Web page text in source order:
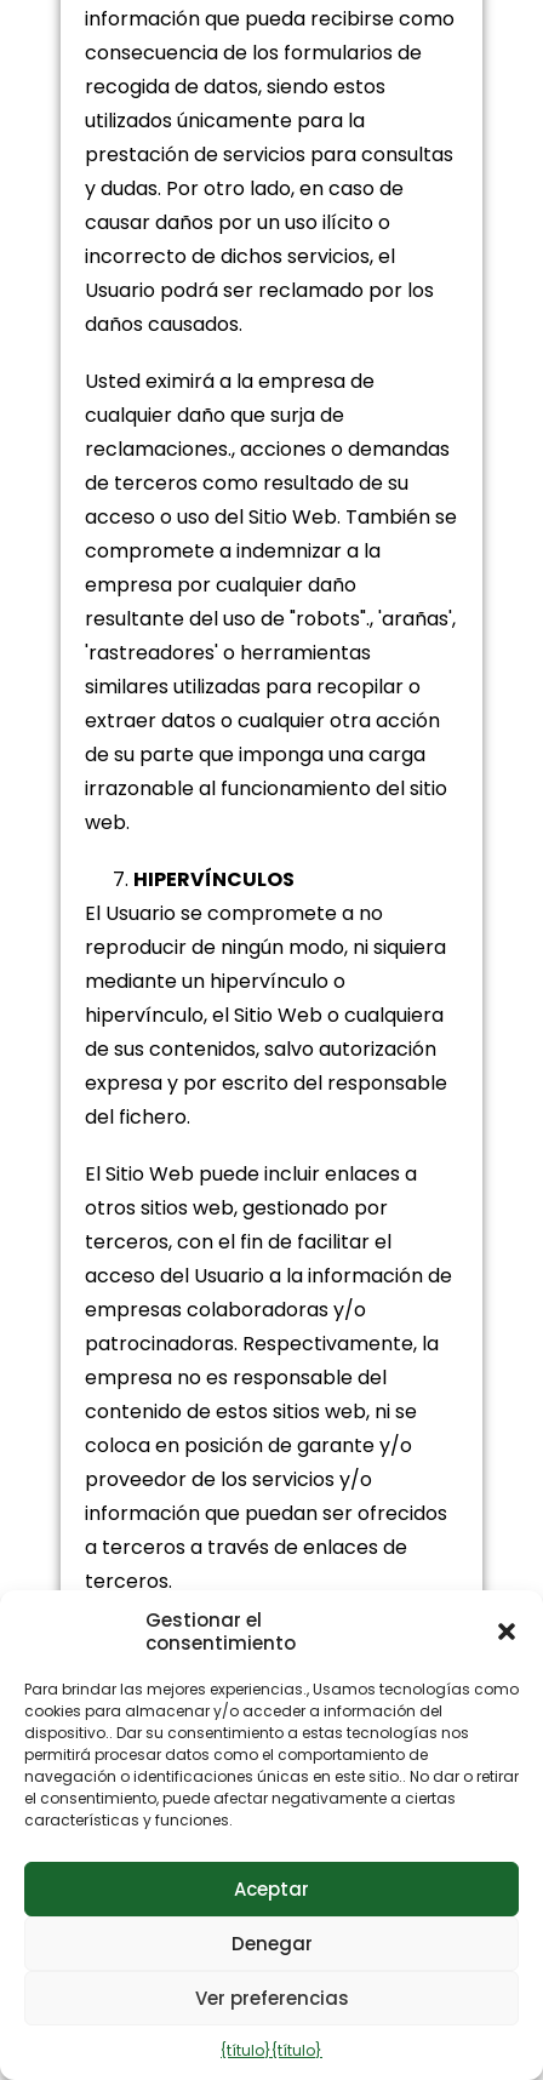
Gestionar el
consentimiento
Para brindar las mejores experiencias., Usamos tecnologías como
cookies para almacenar y/o acceder a información del
dispositivo.. Dar su consentimiento a estas tecnologías nos
permitirá procesar datos como el comportamiento de
navegación o identificaciones únicas en este sitio.. No dar o retirar
el consentimiento, puede afectar negativamente a ciertas
características y funciones.
Aceptar
Denegar
Ver preferencias
{título}{título}
información que pueda recibirse como
consecuencia de los formularios de
recogida de datos, siendo estos
utilizados únicamente para la
prestación de servicios para consultas
y dudas. Por otro lado, en caso de
causar daños por un uso ilícito o
incorrecto de dichos servicios, el
Usuario podrá ser reclamado por los
daños causados.
Usted eximirá a la empresa de
cualquier daño que surja de
reclamaciones., acciones o demandas
de terceros como resultado de su
acceso o uso del Sitio Web. También se
compromete a indemnizar a la
empresa por cualquier daño
resultante del uso de "robots"., 'arañas',
'rastreadores' o herramientas
similares utilizadas para recopilar o
extraer datos o cualquier otra acción
de su parte que imponga una carga
irrazonable al funcionamiento del sitio
web.
HIPERVÍNCULOS
El Usuario se compromete a no
reproducir de ningún modo, ni siquiera
mediante un hipervínculo o
hipervínculo, el Sitio Web o cualquiera
de sus contenidos, salvo autorización
expresa y por escrito del responsable
del fichero.
El Sitio Web puede incluir enlaces a
otros sitios web, gestionado por
terceros, con el fin de facilitar el
acceso del Usuario a la información de
empresas colaboradoras y/o
patrocinadoras. Respectivamente, la
empresa no es responsable del
contenido de estos sitios web, ni se
coloca en posición de garante y/o
proveedor de los servicios y/o
información que puedan ser ofrecidos
a terceros a través de enlaces de
terceros.
Se concede al Usuario una limitación,
crear enlaces a la página de inicio del
Espacio Web con fines privados., solo
uso no comercial. Sitios web que
incluyen un enlace a nuestro Espacio
relación ni afirmar que dicho enlace ha
sido autorizado, ni pueden incluir
marcas comerciales, nombres,
otros signos distintivos de nuestra
empresa; (ii) no puede incluir